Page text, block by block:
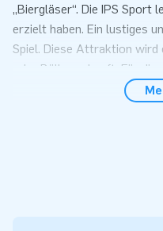
„Biergläser“. Die IPS Sport
erzielt haben. Ein lustiges
Spiel. Diese Attraktion wird
oder Bälle verkauft. Für
speziellen Pfeile oder Bälle.